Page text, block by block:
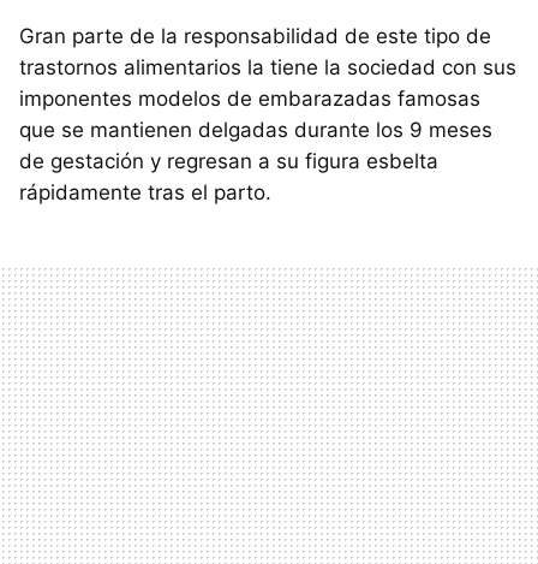
Gran parte de la responsabilidad de este tipo de
trastornos alimentarios la tiene la sociedad con sus
imponentes modelos de embarazadas famosas
que se mantienen delgadas durante los 9 meses
de gestación y regresan a su figura esbelta
rápidamente tras el parto.